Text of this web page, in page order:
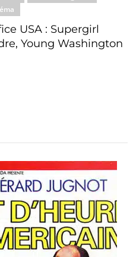
USA : Supergirl
Young Washington